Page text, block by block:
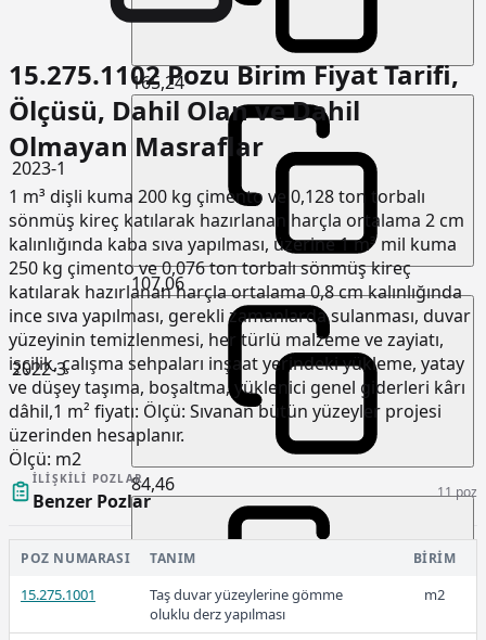
2023-1
165,24
2022-3
107,06
2022-2
84,46
15.275.1102 Pozu Birim Fiyat Tarifi,
Ölçüsü, Dahil Olan ve Dahil
Olmayan Masraflar
1 m³ dişli kuma 200 kg çimento ve 0,128 ton torbalı
sönmüş kireç katılarak hazırlanan harçla ortalama 2 cm
kalınlığında kaba sıva yapılması, üzerine 1 m³ mil kuma
250 kg çimento ve 0,076 ton torbalı sönmüş kireç
katılarak hazırlanan harçla ortalama 0,8 cm kalınlığında
ince sıva yapılması, gerekli zamanlarda sulanması, duvar
yüzeyinin temizlenmesi, her türlü malzeme ve zayiatı,
işçilik, çalışma sehpaları inşaat yerindeki yükleme, yatay
ve düşey taşıma, boşaltma, yüklenici genel giderleri kârı
dâhil,1 m² fiyatı: Ölçü: Sıvanan bütün yüzeyler projesi
üzerinden hesaplanır.
Ölçü: m2
İLIŞKILI POZLAR
Benzer Pozlar 11 poz
POZ NUMARASI TANIM BIRIM
15.275.1001
Taş duvar yüzeylerine gömme
oluklu derz yapılması
m2